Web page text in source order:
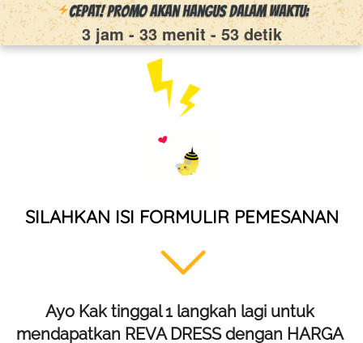
SILAHKAN ISI FORMULIR PEMESANAN
Ayo Kak tinggal 1 langkah lagi untuk
mendapatkan REVA DRESS dengan HARGA
CEPAT! PROMO Akan Hangus Dalam Waktu:
3 jam -33 menit- 52 detik